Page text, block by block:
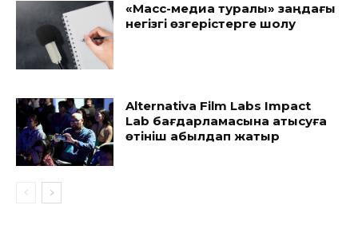
«Масс-медиа туралы» заңдағы
негізгі өзгерістерге шолу
Alternativa Film Labs Impact
Lab бағдарламасына қатысуға
өтініш қабылдап жатыр